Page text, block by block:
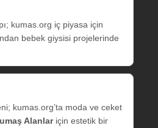
kumas.org iç piyasa için
bebek giysisi projelerinde
kumas.org’ta moda ve ceket
Alanlariçin estetik bir